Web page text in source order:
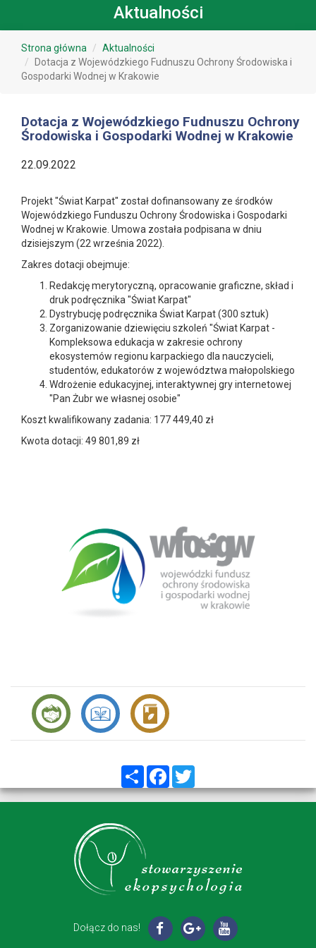
Aktualności
Strona główna
Aktualności
Dotacja z Wojewódzkiego Fudnuszu Ochrony Środowiska i
Gospodarki Wodnej w Krakowie
Dotacja z Wojewódzkiego Fudnuszu Ochrony
Środowiska i Gospodarki Wodnej w Krakowie
22.09.2022
Projekt "Świat Karpat" został dofinansowany ze środków
Wojewódzkiego Funduszu Ochrony Środowiska i Gospodarki
Wodnej w Krakowie. Umowa została podpisana w dniu
dzisiejszym (22 września 2022).
Zakres dotacji obejmuje:
Redakcję merytoryczną, opracowanie graficzne, skład i
druk podręcznika "Świat Karpat"
Dystrybucję podręcznika Świat Karpat (300 sztuk)
Zorganizowanie dziewięciu szkoleń "Świat Karpat -
Kompleksowa edukacja w zakresie ochrony
ekosystemów regionu karpackiego dla nauczycieli,
studentów, edukatorów z województwa małopolskiego
Wdrożenie edukacyjnej, interaktywnej gry internetowej
"Pan Żubr we własnej osobie"
Koszt kwalifikowany zadania: 177 449,40 zł
Kwota dotacji: 49 801,89 zł
Share Facebook
Dołącz do nas!